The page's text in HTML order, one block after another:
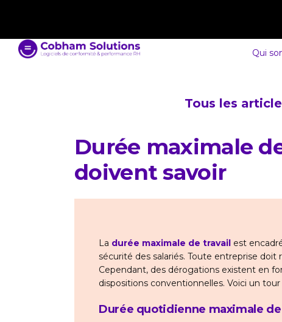
Qui
Tous les
Durée maximale
doivent savoir
La durée maximale de travail est
sécurité des salariés. Toute entreprise
Cependant, des dérogations existent en
dispositions conventionnelles. Voici un
Durée quotidienne maximale de